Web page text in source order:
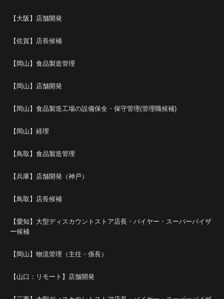
【大阪】店舗開発
【佐賀】店長候補
【岡山】食品製造管理
【岡山】店舗開発
【岡山】食品製造工場の設備保全・保守管理(管理職候補)
【岡山】経理
【鳥取】食品製造管理
【兵庫】店舗開発（神戸）
【鳥取】店長候補
【愛知】大型ディスカウントストア店長・バイヤー・スーパーバイザ
ー候補
【岡山】物流管理（主任・係長）
【山口：リモート】店舗開発